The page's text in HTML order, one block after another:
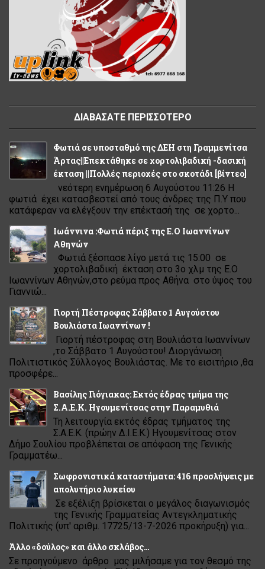
ΔΙΑΒΑΣΑΤΕ ΠΕΡΙΣΣΟΤΕΡΟ
Φωτιά σε υποσταθμό της ΔΕΗ στη Γραμμενίτσα
Άρτας||Επεκτάθηκε σε χορτολιβαδική -δασική
έκταση ||Πολλές περιοχές στο σκοτάδι [βίντεο]
νεότερη ενημέρωση 6 Αυγούστου 11:26 Η
φωτιά έχει κατασβεστεί από τους άνδρες της Π.Υ που
κατάφεραν να ελέγξουν την επέκτασή της σε χορτο...
Ιωάννινα :Φωτιά πέριξ της Ε.Ο Ιωαννίνων
Αθηνών
Φωτιά ξέσπασε λίγο μετά τις 15:00 σε
χορτολιβαδική έκταση στο 3ο χλμ της Ε.Ο
Ιωαννίνων Αθηνών,στο ρεύμα προς Αθήνα στο ύψος του
Γιαννιώ...
Γιορτή Πέστροφας Σάββατο 1 Αυγούστου
Βουλιάστα Ιωαννίνων !
Γιορτή πέστροφας στη Βουλιάστα Ιωαννίνων
,το Σάββατο 1 Αυγούστου! Διοργάνωση
Πολιτιστικός Σύλλογος Βουλιάστας. Με το εισιτήριο ,θα
προσφέρε...
Βασίλης Γιόγιακας: Εκτός έδρας τμήμα της
Σ.Α.Ε.Κ. Ηγουμενίτσας στην Παραμυθιά
Τη λειτουργία εκτός έδρας τμήματος της
Σ.Α.Ε.Κ. (πρώην Δ.Ι.Ε.Κ.) Ηγουμενίτσας στον
Δήμο Σουλίου προβλέπεται σε απόφαση της Γενικής
Γραμματέω...
Σωφρονιστικά καταστήματα: 416 προσλήψεις με
απολυτήριο λυκείου
Σε εξέλιξη βρίσκεται ο μεγάλος διαγωνισμός
της Γενικής Γραμματείας Αντεγκληματικής
Πολιτικής (υπ' αριθμ. 17725/13-7-2026 προκήρυξη) για...
Άλλο «δούλος» και άλλο σκλάβος…
Σε προηγούμενο άρθρο μας μιλήσαμε για τον θεσμό της